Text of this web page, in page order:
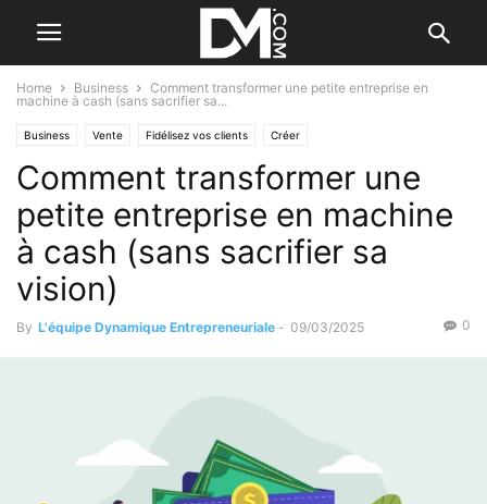
Home Business
Comment transformer une petite entreprise en
machine à cash (sans sacrifier sa...
Business Vente Fidélisez vos clients Créer
Le B.A. BA de la stratégie
Valorisation d'entreprise Reprendre/Céder Vérifier l'entreprise
Comment transformer une
petite entreprise en machine
à cash (sans sacrifier sa
vision)
By L'équipe Dynamique Entrepreneuriale - 09/03/2025 0